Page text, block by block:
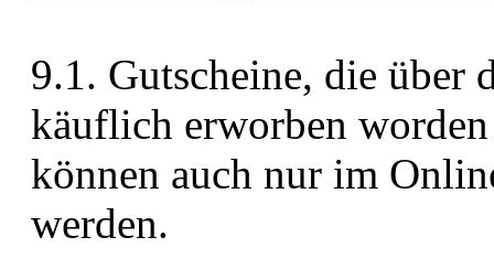
9.1. Gutscheine, die über
käuflich erworben
können auch nur im
werden.